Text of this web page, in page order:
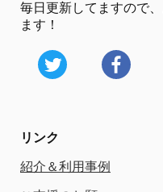
毎日更新してますので、
ます！
リンク
紹介＆利用事例